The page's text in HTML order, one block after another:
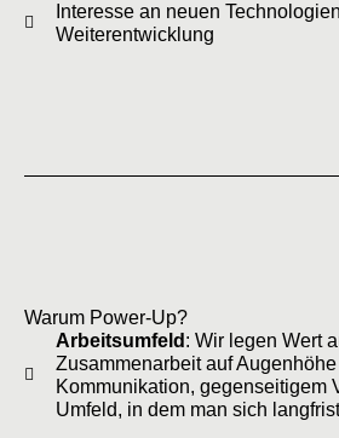
Interesse an neuen
Weiterentwicklung
Warum Power-Up?
Arbeitsumfeld : Wir legen Wert
Zusammenarbeit auf
Kommunikation, gegenseitigem
Umfeld, in dem man sich